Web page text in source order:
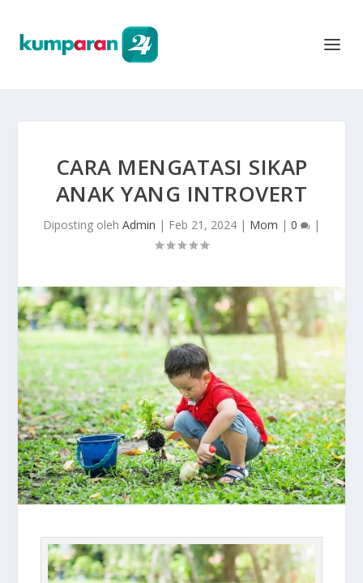
CARA MENGATASI SIKAP
ANAK YANG INTROVERT
Diposting oleh Admin | Feb 21, 2024 | Mom | 0 |